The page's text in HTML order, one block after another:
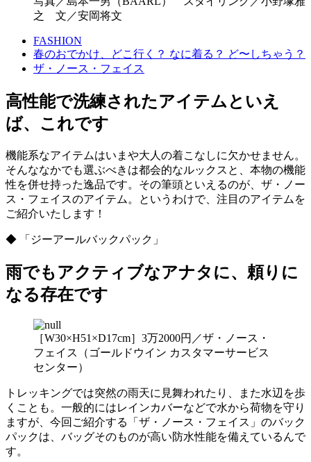
之 文／安岡将文
FASHION
春のおでかけ、どこ行く？ なに着る？ ど〜しちゃう？
ザ・ノース・フェイス
高性能で洗練されたアイテムといえ
ば、これです
機能系なアイテムはいまや大人の着こなしに欠かせません。
そんななかでも選ぶべきは都会的なルックスと、本物の機能
性を併せ持った逸品です。その筆頭といえるのが、ザ・ノー
ス・フェイスのアイテム。というわけで、注目のアイテムを
ご紹介いたします！
◆ 「ジーアールバックパック」
雨でもアクティブなアナタに、頼りに
なる存在です
［W30×H51×D17cm］3万2000円／ザ・ノース・
フェイス（ゴールドウイン カスタマーサービス
センター）
トレッキングでは突然の雨天に見舞われたり、また水辺を歩
くことも。一般的にはレインカバーなどで水から荷物を守り
ますが、今回ご紹介する「ザ・ノース・フェイス」のバック
パックは、バッグそのものが高い防水性能を備えているんで
す。